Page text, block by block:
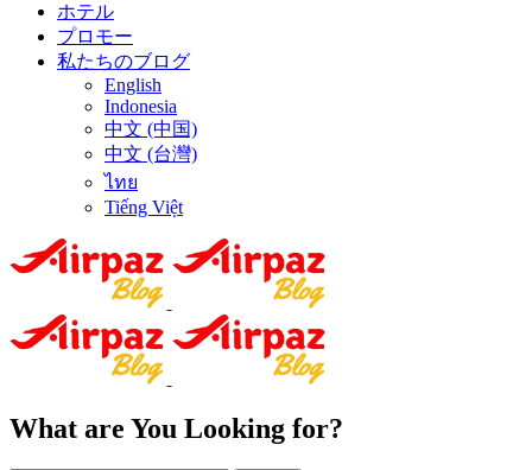
ホテル
プロモー
私たちのブログ
English
Indonesia
中文 (中国)
中文 (台灣)
ไทย
Tiếng Việt
What are You Looking for?